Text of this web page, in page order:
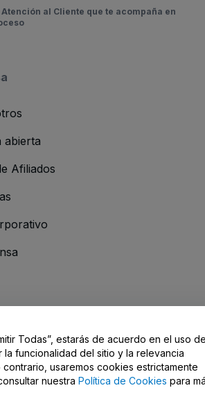
Atención al Cliente que te acompaña en
abierta
Afiliados
/ Contacto
Todas”, estarás de acuerdo en el uso
la funcionalidad del sitio y la relevancia
usaremos cookies estrictamente
nuestra Política de Cookies para